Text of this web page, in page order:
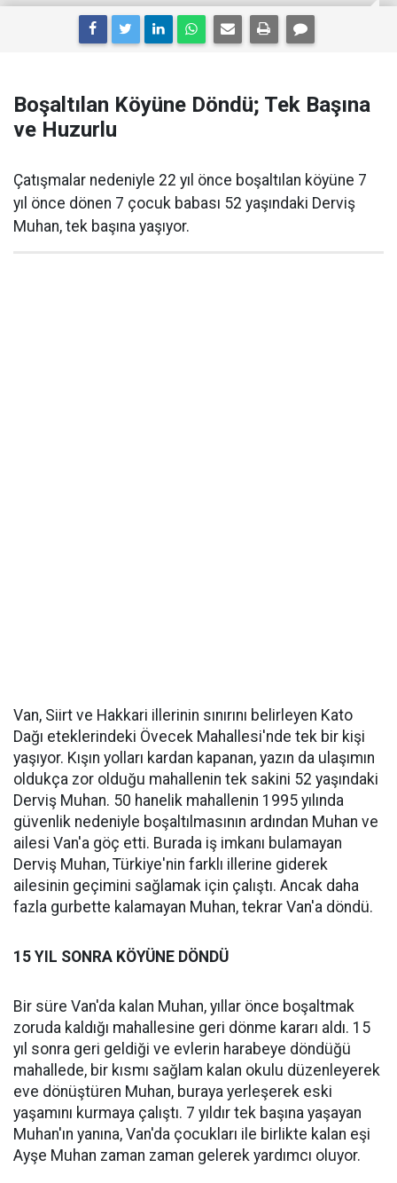
Boşaltılan Köyüne Döndü; Tek Başına
ve Huzurlu
Çatışmalar nedeniyle 22 yıl önce boşaltılan köyüne 7
yıl önce dönen 7 çocuk babası 52 yaşındaki Derviş
Muhan, tek başına yaşıyor.
Van, Siirt ve Hakkari illerinin sınırını belirleyen Kato
Dağı eteklerindeki Övecek Mahallesi'nde tek bir kişi
yaşıyor. Kışın yolları kardan kapanan, yazın da ulaşımın
oldukça zor olduğu mahallenin tek sakini 52 yaşındaki
Derviş Muhan. 50 hanelik mahallenin 1995 yılında
güvenlik nedeniyle boşaltılmasının ardından Muhan ve
ailesi Van'a göç etti. Burada iş imkanı bulamayan
Derviş Muhan, Türkiye'nin farklı illerine giderek
ailesinin geçimini sağlamak için çalıştı. Ancak daha
fazla gurbette kalamayan Muhan, tekrar Van'a döndü.
15 YIL SONRA KÖYÜNE DÖNDÜ
Bir süre Van'da kalan Muhan, yıllar önce boşaltmak
zoruda kaldığı mahallesine geri dönme kararı aldı. 15
yıl sonra geri geldiği ve evlerin harabeye döndüğü
mahallede, bir kısmı sağlam kalan okulu düzenleyerek
eve dönüştüren Muhan, buraya yerleşerek eski
yaşamını kurmaya çalıştı. 7 yıldır tek başına yaşayan
Muhan'ın yanına, Van'da çocukları ile birlikte kalan eşi
Ayşe Muhan zaman zaman gelerek yardımcı oluyor.